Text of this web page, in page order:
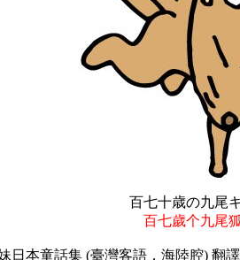
百七十歳の九尾
百七歲个九尾
日本童話集 (臺灣客語．海陸腔) 翻譯